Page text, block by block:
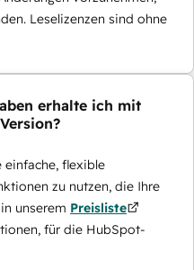
Leselizenzen sind ohne
erhalte ich mit
flexible
zu nutzen, die Ihre
unserem Preisliste
für die HubSpot-